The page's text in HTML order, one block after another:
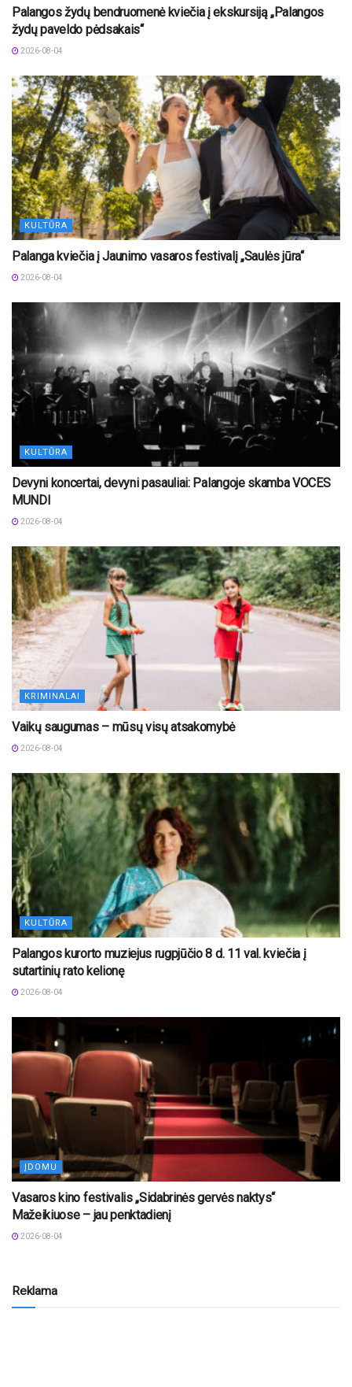
Palangos žydų bendruomenė kviečia į ekskursiją „Palangos
žydų paveldo pėdsakais“
2026-08-04
KULTŪRA
Palanga kviečia į Jaunimo vasaros festivalį „Saulės jūra“
2026-08-04
KULTŪRA
Devyni koncertai, devyni pasauliai: Palangoje skamba VOCES
MUNDI
2026-08-04
KRIMINALAI
Vaikų saugumas – mūsų visų atsakomybė
2026-08-04
KULTŪRA
Palangos kurorto muziejus rugpjūčio 8 d. 11 val. kviečia į
sutartinių rato kelionę
2026-08-04
ĮDOMU
Vasaros kino festivalis „Sidabrinės gervės naktys“
Mažeikiuose – jau penktadienį
2026-08-04
Reklama